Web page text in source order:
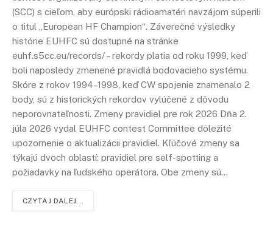
(SCC) s cieľom, aby európski rádioamatéri navzájom súperili
o titul „European HF Champion“. Záverečné výsledky
histórie EUHFC sú dostupné na stránke
euhf.s5cc.eu/records/ – rekordy platia od roku 1999, keď
boli naposledy zmenené pravidlá bodovacieho systému.
Skóre z rokov 1994–1998, keď CW spojenie znamenalo 2
body, sú z historických rekordov vylúčené z dôvodu
neporovnateľnosti. Zmeny pravidiel pre rok 2026 Dňa 2.
júla 2026 vydal EUHFC contest Committee dôležité
upozornenie o aktualizácii pravidiel. Kľúčové zmeny sa
týkajú dvoch oblastí: pravidiel pre self-spotting a
požiadavky na ľudského operátora. Obe zmeny sú…
CZYTAJ DALEJ...